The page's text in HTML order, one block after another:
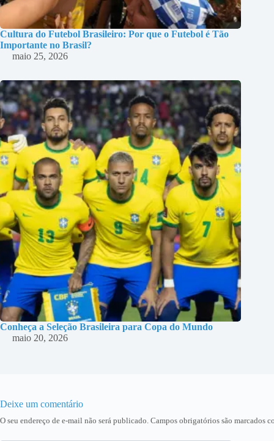
Cultura do Futebol Brasileiro: Por que o Futebol é Tão
Importante no Brasil?
maio 25, 2026
Conheça a Seleção Brasileira para Copa do Mundo
maio 20, 2026
Deixe um comentário
O seu endereço de e-mail não será publicado. Campos obrigatórios são marcados